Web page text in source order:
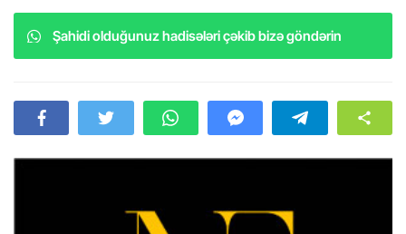
Şahidi olduğunuz hadisələri çəkib bizə göndərin